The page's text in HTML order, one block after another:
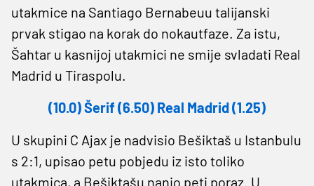
utakmice na Santiago Bernabeuu talijanski
prvak stigao na korak do nokautfaze. Za istu,
Šahtar u kasnijoj utakmici ne smije svladati Real
Madrid u Tiraspolu.
(10.0) Šerif (6.50) Real Madrid (1.25)
U skupini C Ajax je nadvisio Bešiktaš u Istanbulu
s 2:1, upisao petu pobjedu iz isto toliko
utakmica, a Bešiktašu nanio peti poraz. U